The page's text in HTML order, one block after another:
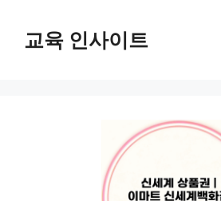
교육 인사이트